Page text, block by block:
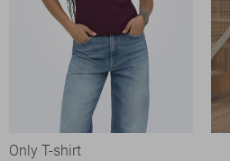
Only T-shirt